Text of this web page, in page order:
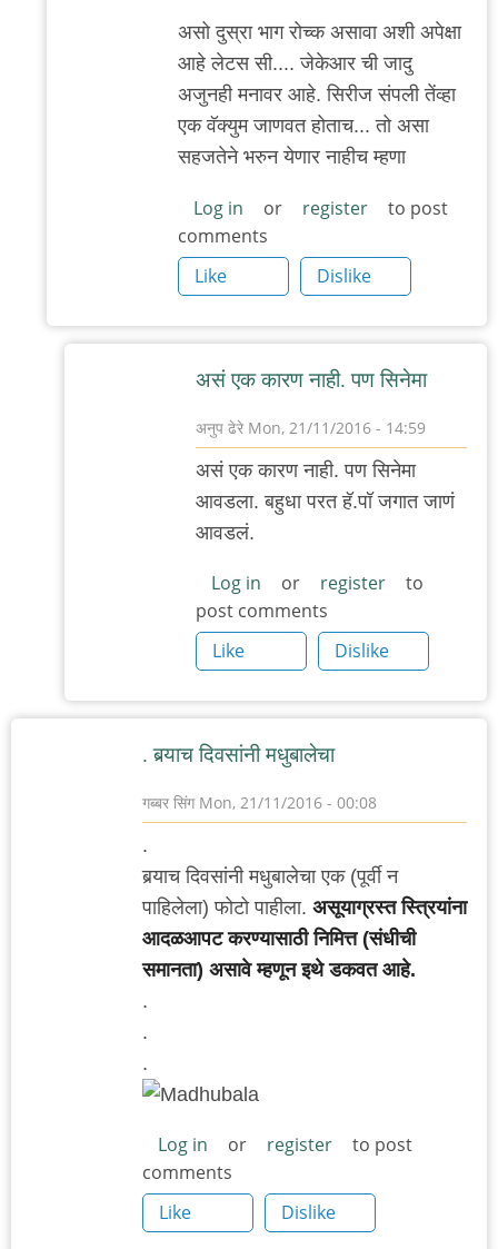
ढेरे
असो दुस्रा भाग रोच्क असावा अशी अपेक्षा
आहे लेटस सी.... जेकेआर ची जादु
अजुनही मनावर आहे. सिरीज संपली तेंव्हा
एक वॅक्युम जाणवत होताच... तो असा
सहजतेने भरुन येणार नाहीच म्हणा
Log in or register
to post
comments
Like
Dislike
असं एक कारण नाही. पण सिनेमा
अनुप ढेरे Mon, 21/11/2016 - 14:59
In
reply
काय
आवडले
?
by
रेड
असं एक कारण नाही. पण सिनेमा
आवडला. बहुधा परत हॅ.पॉ जगात जाणं
आवडलं.
Log in or register
to
post comments
Like
Dislike
. बर्‍याच दिवसांनी मधुबालेचा
गब्बर सिंगMon, 21/11/2016 - 00:08
.
बर्‍याच दिवसांनी मधुबालेचा एक (पूर्वी न
पाहिलेला) फोटो पाहीला. असूयाग्रस्त स्त्रियांना
आदळआपट करण्यासाठी निमित्त (संधीची
समानता) असावे म्हणून इथे डकवत आहे.
.
.
.
Log in or register
to post
comments
Like
Dislike